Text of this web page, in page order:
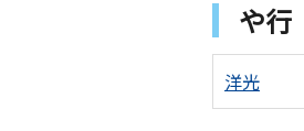
や行
洋光